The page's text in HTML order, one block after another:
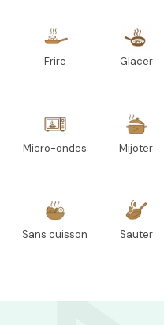
Frire Glacer
Micro-ondes Mijoter
Sans cuisson Sauter